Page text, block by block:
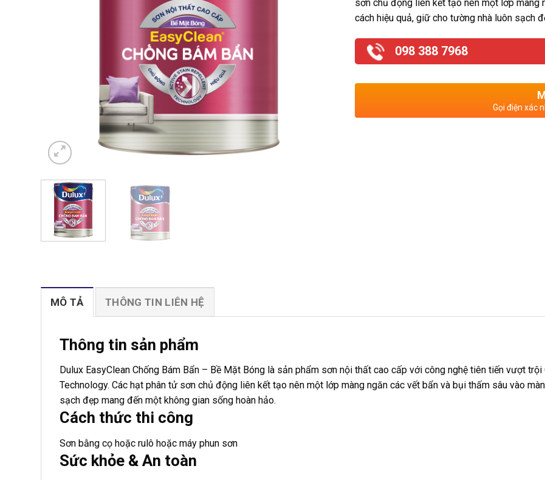
sơn chủ động liên kết tạo nên một lớp màng
cách hiệu quả, giữ cho tường nhà luôn sạch
098 388 7968
Gọi điện xác
MÔ TẢ THÔNG TIN LIÊN HỆ
Thông tin sản phẩm
Dulux EasyClean Chống Bám Bẩn – Bề Mặt Bóng là sản phẩm sơn nội thất cao cấp với công nghệ tiên tiến vượt
Technology. Các hạt phân tử sơn chủ động liên kết tạo nên một lớp màng ngăn các vết bẩn và bụi thấm sâu vào
sạch đẹp mang đến một không gian sống hoàn hảo.
Cách thức thi công
Sơn bằng cọ hoặc rulô hoặc máy phun sơn
Sức khỏe & An toàn